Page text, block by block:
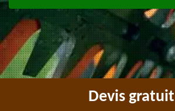
Devis gratuit